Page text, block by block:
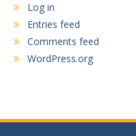
Log in
Entries feed
Comments feed
WordPress.org